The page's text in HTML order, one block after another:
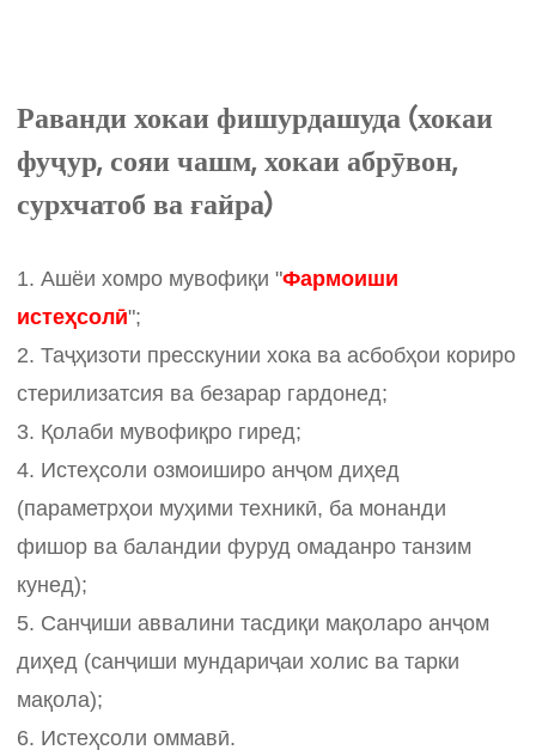
Раванди хокаи фишурдашуда (хокаи
фуҷур, сояи чашм, хокаи абрӯвон,
сурхчатоб ва ғайра)
1. Ашёи хомро мувофиқи "Фармоиши
истеҳсолӣ";
2. Таҷҳизоти пресскунии хока ва асбобҳои кориро
стерилизатсия ва безарар гардонед;
3. Қолаби мувофиқро гиред;
4. Истеҳсоли озмоиширо анҷом диҳед
(параметрҳои муҳими техникӣ, ба монанди
фишор ва баландии фуруд омаданро танзим
кунед);
5. Санҷиши аввалини тасдиқи мақоларо анҷом
диҳед (санҷиши мундариҷаи холис ва тарки
мақола);
6. Истеҳсоли оммавӣ.